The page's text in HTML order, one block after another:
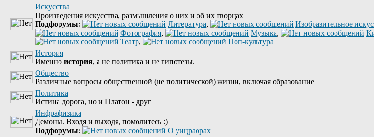
Искусства
Произведения искусства, размышления о них и об их творцах
Подфорумы:
Литература, Изобразительное
Фотография, Музыка,
Театр, Поп-культура
История
Именно история, а не политика и не гипотезы.
Общество
Различные вопросы общественной (не политической) жизни, включая образование
Политика
Истина дорога, но и Платон - друг
Инфрафизика
Демоны. Входя и выходя, помолитесь :)
Подфорумы:
О уицраорах